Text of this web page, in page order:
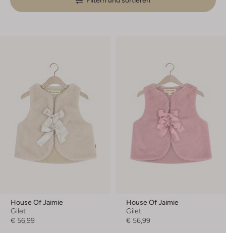
House Of Jaimie
Gilet
€ 56,99
House Of Jaimie
Gilet
€ 56,99